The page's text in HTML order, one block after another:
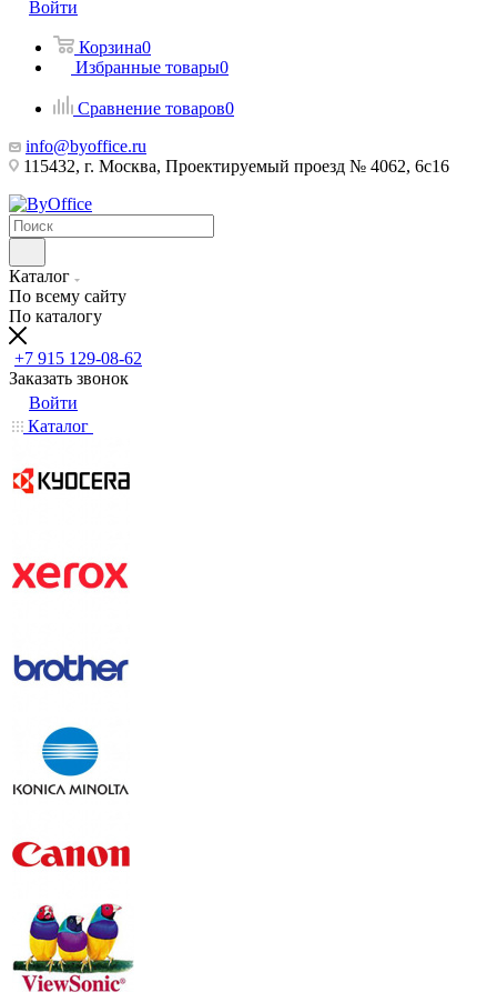
Войти
Корзина0
Избранные товары0
Сравнение товаров0
info@byoffice.ru
115432, г. Москва, Проектируемый проезд № 4062, 6с16
Каталог
По всему сайту
По каталогу
+7 915 129-08-62
Заказать звонок
Войти
Каталог